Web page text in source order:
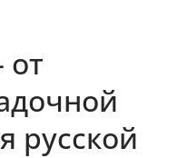
от
русской